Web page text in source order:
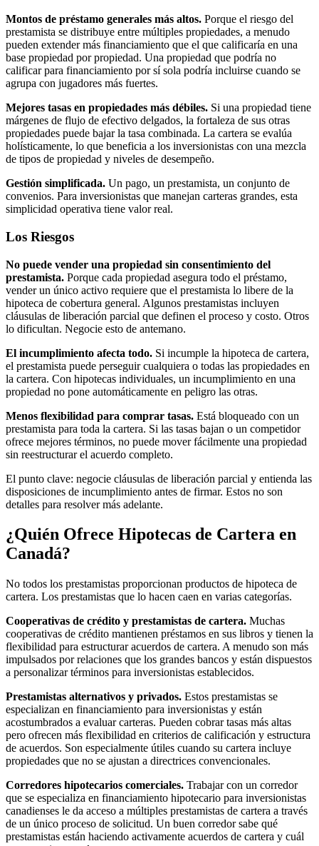
Montos de préstamo generales más altos. Porque el riesgo del
prestamista se distribuye entre múltiples propiedades, a menudo
pueden extender más financiamiento que el que calificaría en una
base propiedad por propiedad. Una propiedad que podría no
calificar para financiamiento por sí sola podría incluirse cuando se
agrupa con jugadores más fuertes.
Mejores tasas en propiedades más débiles. Si una propiedad tiene
márgenes de flujo de efectivo delgados, la fortaleza de sus otras
propiedades puede bajar la tasa combinada. La cartera se evalúa
holísticamente, lo que beneficia a los inversionistas con una mezcla
de tipos de propiedad y niveles de desempeño.
Gestión simplificada. Un pago, un prestamista, un conjunto de
convenios. Para inversionistas que manejan carteras grandes, esta
simplicidad operativa tiene valor real.
Los Riesgos
No puede vender una propiedad sin consentimiento del
prestamista. Porque cada propiedad asegura todo el préstamo,
vender un único activo requiere que el prestamista lo libere de la
hipoteca de cobertura general. Algunos prestamistas incluyen
cláusulas de liberación parcial que definen el proceso y costo. Otros
lo dificultan. Negocie esto de antemano.
El incumplimiento afecta todo. Si incumple la hipoteca de cartera,
el prestamista puede perseguir cualquiera o todas las propiedades en
la cartera. Con hipotecas individuales, un incumplimiento en una
propiedad no pone automáticamente en peligro las otras.
Menos flexibilidad para comprar tasas. Está bloqueado con un
prestamista para toda la cartera. Si las tasas bajan o un competidor
ofrece mejores términos, no puede mover fácilmente una propiedad
sin reestructurar el acuerdo completo.
El punto clave: negocie cláusulas de liberación parcial y entienda las
disposiciones de incumplimiento antes de firmar. Estos no son
detalles para resolver más adelante.
¿Quién Ofrece Hipotecas de Cartera en
Canadá?
No todos los prestamistas proporcionan productos de hipoteca de
cartera. Los prestamistas que lo hacen caen en varias categorías.
Cooperativas de crédito y prestamistas de cartera. Muchas
cooperativas de crédito mantienen préstamos en sus libros y tienen la
flexibilidad para estructurar acuerdos de cartera. A menudo son más
impulsados por relaciones que los grandes bancos y están dispuestos
a personalizar términos para inversionistas establecidos.
Prestamistas alternativos y privados. Estos prestamistas se
especializan en financiamiento para inversionistas y están
acostumbrados a evaluar carteras. Pueden cobrar tasas más altas
pero ofrecen más flexibilidad en criterios de calificación y estructura
de acuerdos. Son especialmente útiles cuando su cartera incluye
propiedades que no se ajustan a directrices convencionales.
Corredores hipotecarios comerciales. Trabajar con un corredor
que se especializa en financiamiento hipotecario para inversionistas
canadienses le da acceso a múltiples prestamistas de cartera a través
de un único proceso de solicitud. Un buen corredor sabe qué
prestamistas están haciendo activamente acuerdos de cartera y cuál